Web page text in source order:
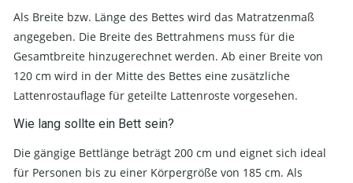
Als Breite bzw. Länge des Bettes wird das Matratzenmaß
angegeben. Die Breite des Bettrahmens muss für die
Gesamtbreite hinzugerechnet werden. Ab einer Breite von
120 cm wird in der Mitte des Bettes eine zusätzliche
Lattenrostauflage für geteilte Lattenroste vorgesehen.
Wie lang sollte ein Bett sein?
Die gängige Bettlänge beträgt 200 cm und eignet sich ideal
für Personen bis zu einer Körpergröße von 185 cm. Als